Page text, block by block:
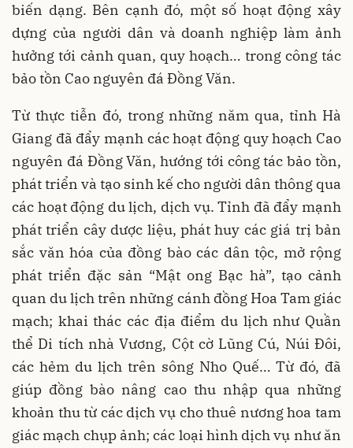
biến dạng. Bên cạnh đó, một số hoạt động xây
dựng của người dân và doanh nghiệp làm ảnh
hưởng tới cảnh quan, quy hoạch… trong công tác
bảo tồn Cao nguyên đá Đồng Văn.
Từ thực tiễn đó, trong những năm qua, tỉnh Hà
Giang đã đẩy mạnh các hoạt động quy hoạch Cao
nguyên đá Đồng Văn, hướng tới công tác bảo tồn,
phát triển và tạo sinh kế cho người dân thông qua
các hoạt động du lịch, dịch vụ. Tỉnh đã đẩy mạnh
phát triển cây dược liệu, phát huy các giá trị bản
sắc văn hóa của đồng bào các dân tộc, mở rộng
phát triển đặc sản “Mật ong Bạc hà”, tạo cảnh
quan du lịch trên những cánh đồng Hoa Tam giác
mạch; khai thác các địa điểm du lịch như Quần
thể Di tích nhà Vương, Cột cờ Lũng Cú, Núi Đôi,
các hẻm du lịch trên sông Nho Quế… Từ đó, đã
giúp đồng bào nâng cao thu nhập qua những
khoản thu từ các dịch vụ cho thuê nương hoa tam
giác mạch chụp ảnh; các loại hình dịch vụ như ăn